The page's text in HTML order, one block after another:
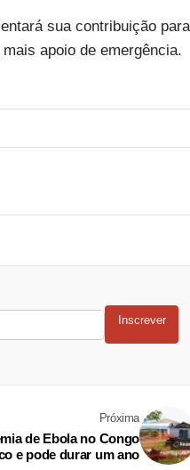
sua contribuição para
apoio de emergência.
Inscrever
Próxima
de Ebola no Congo
e pode durar um ano